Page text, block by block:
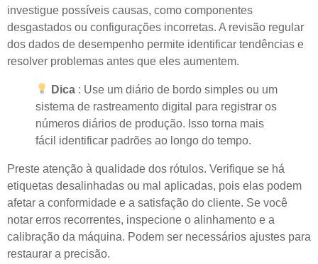
investigue possíveis causas, como componentes
desgastados ou configurações incorretas. A revisão regular
dos dados de desempenho permite identificar tendências e
resolver problemas antes que eles aumentem.
Dica : Use um diário de bordo simples ou um
sistema de rastreamento digital para registrar os
números diários de produção. Isso torna mais
fácil identificar padrões ao longo do tempo.
Preste atenção à qualidade dos rótulos. Verifique se há
etiquetas desalinhadas ou mal aplicadas, pois elas podem
afetar a conformidade e a satisfação do cliente. Se você
notar erros recorrentes, inspecione o alinhamento e a
calibração da máquina. Podem ser necessários ajustes para
restaurar a precisão.